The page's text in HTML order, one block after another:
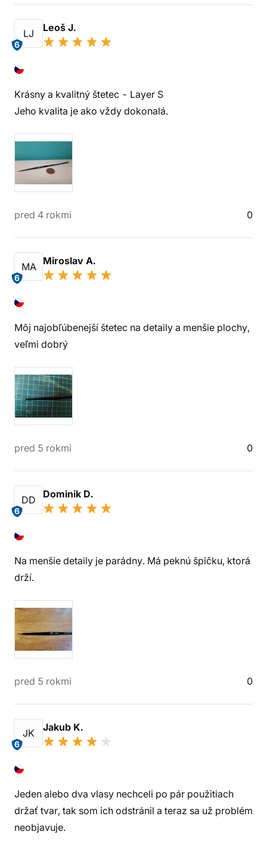
LJ
6
Leoš J.
Krásny a kvalitný štetec - Layer S
Jeho kvalita je ako vždy dokonalá.
pred 4 rokmi 0
MA
6
Miroslav A.
Môj najobľúbenejší štetec na detaily a menšie plochy,
veľmi dobrý
pred 5 rokmi 0
DD
6
Dominik D.
Na menšie detaily je parádny. Má peknú špičku, ktorá
drží.
pred 5 rokmi 0
JK
6
Jakub K.
Jeden alebo dva vlasy nechceli po pár použitiach
držať tvar, tak som ich odstránil a teraz sa už problém
neobjavuje.